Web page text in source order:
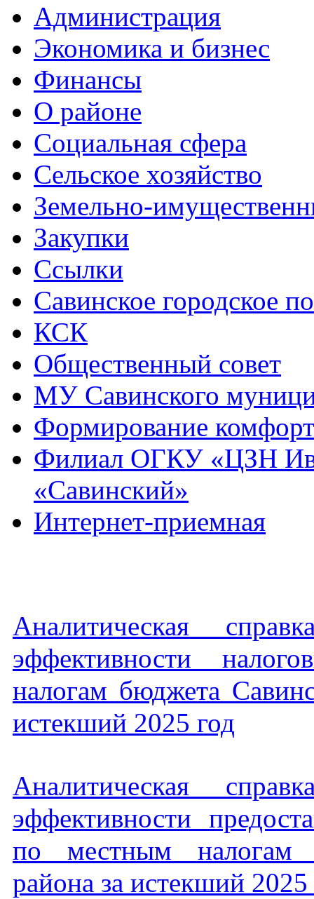
Администрация
Экономика и бизнес
Финансы
О районе
Социальная сфера
Сельское хозяйство
Земельно-
Закупки
Ссылки
Савинское городское
КСК
Общественный совет
МУ Савинского
Формирование
Филиал ОГКУ «ЦЗН
«Савинский»
Интернет-приемная
Аналитическая
эффективности
налогам бюджета
истекший 2025 год
Аналитическая
эффективности
по местным налогам
района за истекший 2025